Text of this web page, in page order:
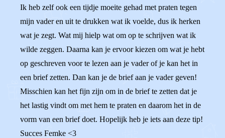
Ik heb zelf ook een tijdje moeite gehad met praten tegen
mijn vader en uit te drukken wat ik voelde, dus ik herken
wat je zegt. Wat mij hielp wat om op te schrijven wat ik
wilde zeggen. Daarna kan je ervoor kiezen om wat je hebt
op geschreven voor te lezen aan je vader of je kan het in
een brief zetten. Dan kan je de brief aan je vader geven!
Misschien kan het fijn zijn om in de brief te zetten dat je
het lastig vindt om met hem te praten en daarom het in de
vorm van een brief doet. Hopelijk heb je iets aan deze tip!
Succes Femke <3